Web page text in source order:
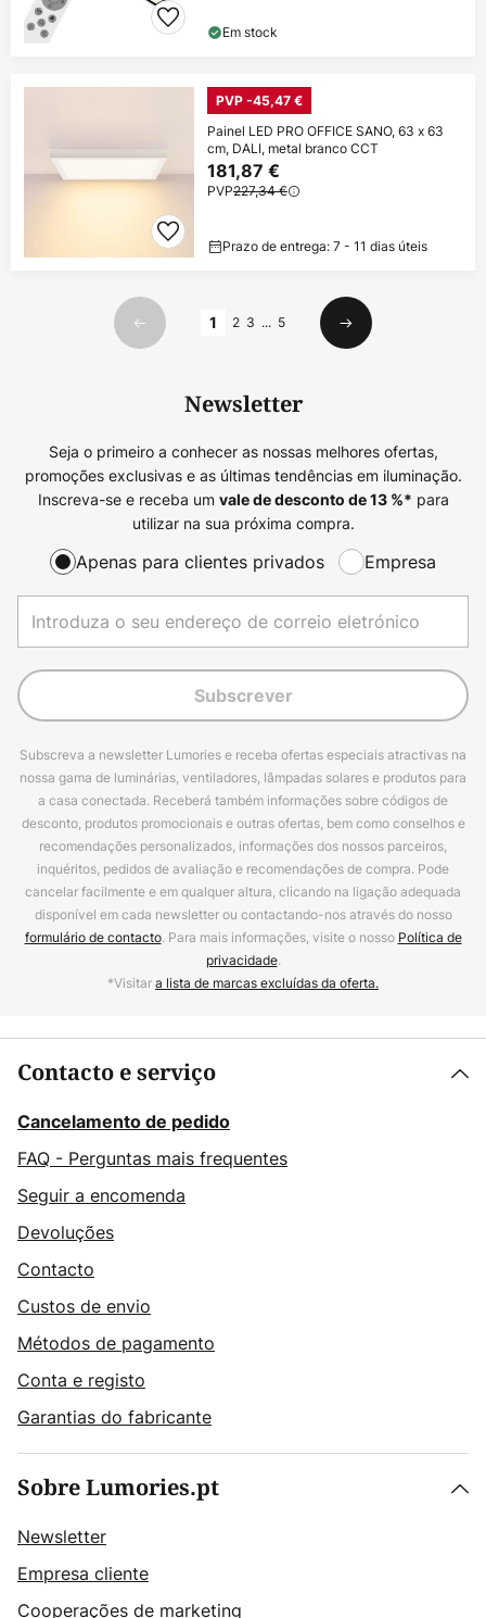
Em stock
PVP -45,47 €
Painel LED PRO OFFICE SANO, 63 x 63
cm, DALI, metal branco CCT
181,87 €
PVP227,34 €
Prazo de entrega: 7 - 11 dias úteis
Anterior
1 2 3 ... 5
Seguinte
Newsletter
Seja o primeiro a conhecer as nossas melhores ofertas,
promoções exclusivas e as últimas tendências em iluminação.
Inscreva-se e receba um vale de desconto de13%* para
utilizar na sua próxima compra.
Apenas para clientes privados Empresa
Subscrever
Subscreva a newsletter Lumories e receba ofertas especiais atractivas na
nossa gama de luminárias, ventiladores, lâmpadas solares e produtos para
a casa conectada. Receberá também informações sobre códigos de
desconto, produtos promocionais e outras ofertas, bem como conselhos e
recomendações personalizados, informações dos nossos parceiros,
inquéritos, pedidos de avaliação e recomendações de compra. Pode
cancelar facilmente e em qualquer altura, clicando na ligação adequada
disponível em cada newsletter ou contactando-nos através do nosso
formulário de contacto. Para mais informações, visite o nosso Política de
privacidade.
*Visitara lista de marcas excluídas da oferta.
Contacto e serviço
Cancelamento de pedido
FAQ - Perguntas mais frequentes
Seguir a encomenda
Devoluções
Contacto
Custos de envio
Métodos de pagamento
Conta e registo
Garantias do fabricante
Sobre Lumories.pt
Newsletter
Empresa cliente
Cooperações de marketing